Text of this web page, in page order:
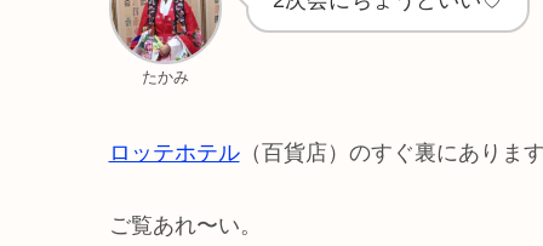
たかみ
ロッテホテル（百貨店）のすぐ裏にありま
ご覧あれ〜い。